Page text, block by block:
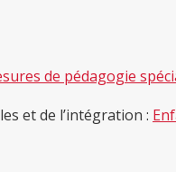
de pédagogie
et de l’intégration :